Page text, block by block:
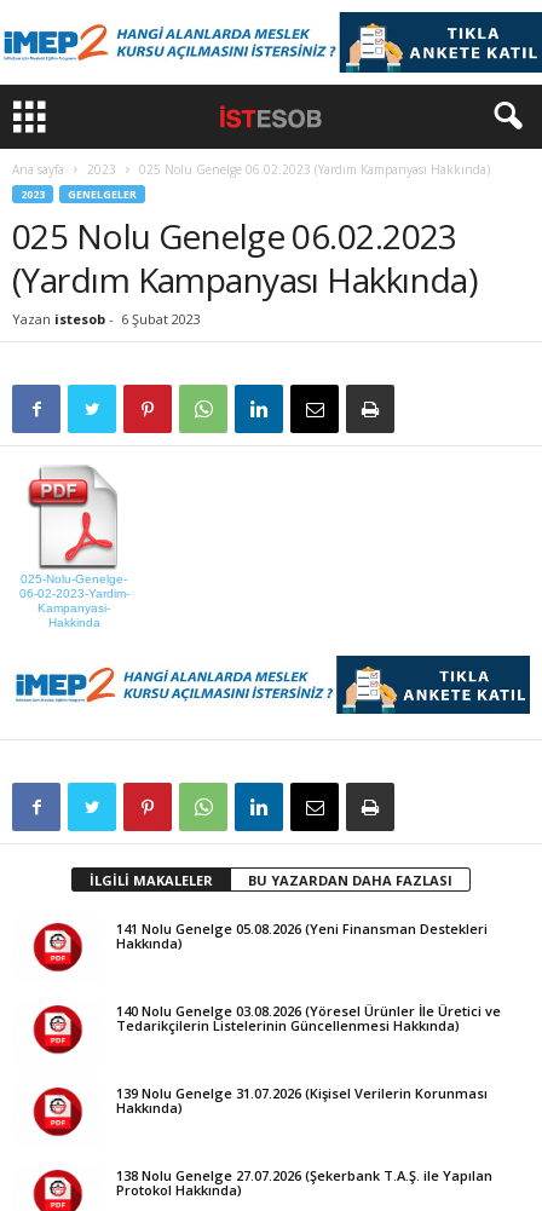
Ana sayfa 2023 025 Nolu Genelge 06.02.2023 (Yardım Kampanyası Hakkında)
2023 GENELGELER
025 Nolu Genelge 06.02.2023
(Yardım Kampanyası Hakkında)
Yazan istesob - 6 Şubat 2023
025-Nolu-Genelge-
06-02-2023-Yardim-
Kampanyasi-
Hakkinda
İLGİLİ MAKALELER BU YAZARDAN DAHA FAZLASI
141 Nolu Genelge 05.08.2026 (Yeni Finansman Destekleri
Hakkında)
140 Nolu Genelge 03.08.2026 (Yöresel Ürünler İle Üretici ve
Tedarikçilerin Listelerinin Güncellenmesi Hakkında)
139 Nolu Genelge 31.07.2026 (Kişisel Verilerin Korunması
Hakkında)
138 Nolu Genelge 27.07.2026 (Şekerbank T.A.Ş. ile Yapılan
Protokol Hakkında)